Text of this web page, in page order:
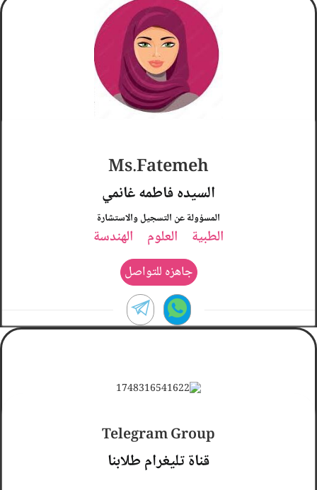
Ms.Fatemeh
السيده فاطمه غانمي
المسؤولة عن التسجيل والاستشارة
الطبية العلوم الهندسة
جاهزه للتواصل
Telegram Group
قناة تليغرام طلابنا